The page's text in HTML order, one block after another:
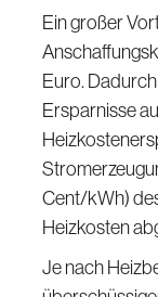
Ein großer
Euro.
Ersparnisse
Cent/kWh)
Heizkosten
Je nach